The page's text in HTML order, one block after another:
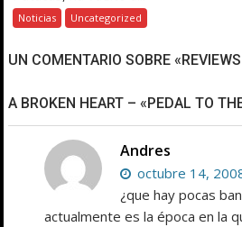
Noticias Uncategorized
UN COMENTARIO SOBRE
A BROKEN HEART – «PEDAL TO
Andres
octubre 14,
¿que hay pocas
actualmente es la época en la